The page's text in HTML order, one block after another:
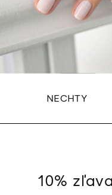
NECHTY
10%